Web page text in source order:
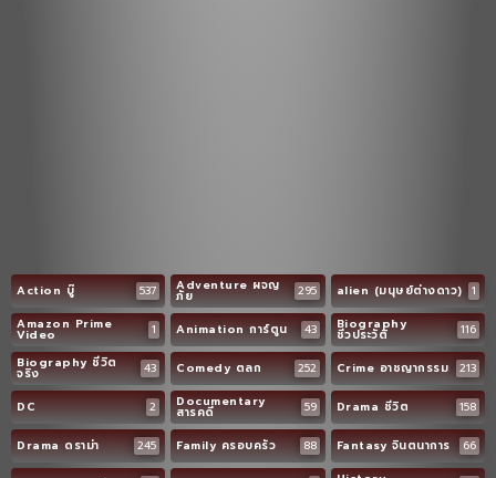
Action บู๊ 537 Adventure ผจญ
ภัย 295 alien (มนุษย์ต่างดาว) 1
Amazon Prime
Video 1 Animation การ์ตูน 43 Biography
ชีวประวัติ
116
Biography ชีวิต
จริง 43 Comedy ตลก 252 Crime อาชญากรรม 213
DC 2 Documentary
สารคดี 59 Drama ชีวิต 158
Drama ดราม่า 245 Family ครอบครัว 88 Fantasy จินตนาการ 66